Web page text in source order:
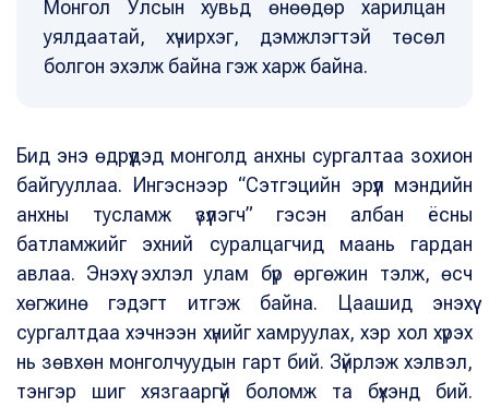
Монгол Улсын хувьд өнөөдөр харилцан
уялдаатай, хүчирхэг, дэмжлэгтэй төсөл
болгон эхэлж байна гэж харж байна.
Бид энэ өдрүүдэд монголд анхны сургалтаа зохион
байгууллаа. Ингэснээр “Сэтгэцийн эрүүл мэндийн
анхны тусламж үзүүлэгч” гэсэн албан ёсны
батламжийг эхний суралцагчид маань гардан
авлаа. Энэхүү эхлэл улам бүр өргөжин тэлж, өсч
хөгжинө гэдэгт итгэж байна. Цаашид энэхүү
сургалтдаа хэчнээн хүнийг хамруулах, хэр хол хүрэх
нь зөвхөн монголчуудын гарт бий. Зүйрлэж хэлвэл,
тэнгэр шиг хязгааргүй боломж та бүхэнд бий.